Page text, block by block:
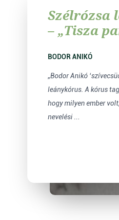
Szélrózsa
– „Tisza
BODOR ANIKÓ
„Bodor Anikó
leánykórus. A kórus
hogy milyen ember
nevelési ...